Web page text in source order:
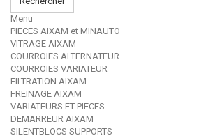
Menu
PIECES AIXAM et MINAUTO
VITRAGE AIXAM
COURROIES ALTERNATEUR
COURROIES VARIATEUR
FILTRATION AIXAM
FREINAGE AIXAM
VARIATEURS ET PIECES
DEMARREUR AIXAM
SILENTBLOCS SUPPORTS